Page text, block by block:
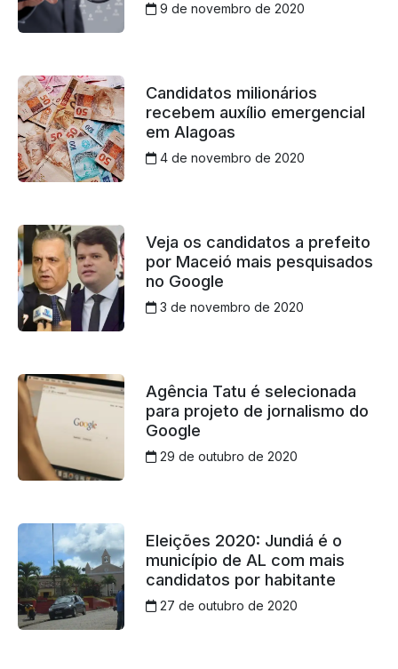
9 de novembro de 2020
Candidatos milionários
recebem auxílio emergencial
em Alagoas
4 de novembro de 2020
Veja os candidatos a prefeito
por Maceió mais pesquisados
no Google
3 de novembro de 2020
Agência Tatu é selecionada
para projeto de jornalismo do
Google
29 de outubro de 2020
Eleições 2020: Jundiá é o
município de AL com mais
candidatos por habitante
27 de outubro de 2020